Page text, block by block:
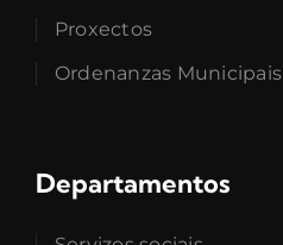
Proxectos
Ordenanzas Municipais
Departamentos